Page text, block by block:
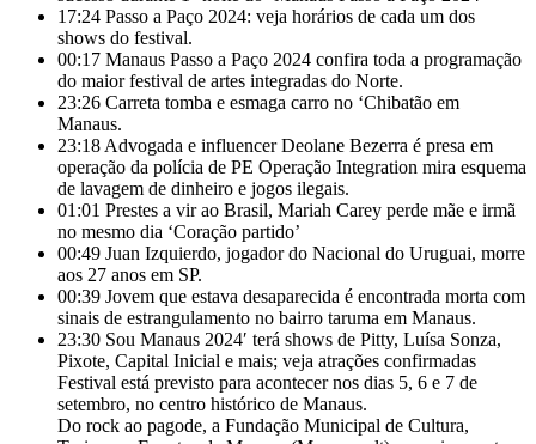
17:24 Passo a Paço 2024: veja horários de cada um dos
shows do festival.
00:17 Manaus Passo a Paço 2024 confira toda a programação
do maior festival de artes integradas do Norte.
23:26 Carreta tomba e esmaga carro no ‘Chibatão em
Manaus.
23:18 Advogada e influencer Deolane Bezerra é presa em
operação da polícia de PE Operação Integration mira esquema
de lavagem de dinheiro e jogos ilegais.
01:01 Prestes a vir ao Brasil, Mariah Carey perde mãe e irmã
no mesmo dia ‘Coração partido’
00:49 Juan Izquierdo, jogador do Nacional do Uruguai, morre
aos 27 anos em SP.
00:39 Jovem que estava desaparecida é encontrada morta com
sinais de estrangulamento no bairro taruma em Manaus.
23:30 Sou Manaus 2024′ terá shows de Pitty, Luísa Sonza,
Pixote, Capital Inicial e mais; veja atrações confirmadas
Festival está previsto para acontecer nos dias 5, 6 e 7 de
setembro, no centro histórico de Manaus.
Do rock ao pagode, a Fundação Municipal de Cultura,